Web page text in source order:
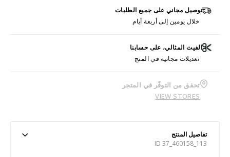
توصيل مجاني على جميع الطلبات
خلال يومين إلى أربعة أيام
الفيت المثالي، على حسابنا
تعديلات مجانية في المتج
تحقق من التوفّر في المتجر
VIEW STORES
تفاصيل المنتج
ID 37_460158_113